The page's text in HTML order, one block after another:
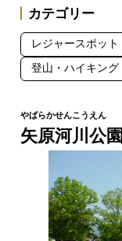
矢原河川公園
カテゴリー
レジャースポット
登山・ハイキング